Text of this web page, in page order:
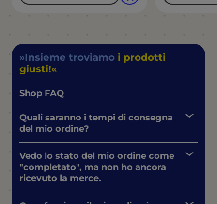
Insieme troviamo i prodotti
giusti!
Shop FAQ
Quali saranno i tempi di consegna
del mio ordine?
Vedo lo stato del mio ordine come
"completato", ma non ho ancora
ricevuto la merce.